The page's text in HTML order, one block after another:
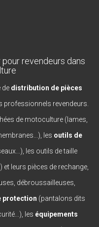
revendeurs dans
de distribution de pièces
professionnels revendeurs.
de motoculture (lames,
les outils de
les outils de taille
leurs pièces de rechange,
débroussailleuses,
protection (pantalons dits
les équipements